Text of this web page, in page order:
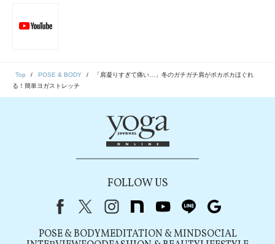
Top POSE & BODY
「肩凝りすぎて痛い…」冬のガチガチ肩がポカポカほぐれ
る！簡単ヨガストレッチ
FOLLOW US
FacebookX（旧Twitter）
instagram
note youtubeline
POSE & BODYMEDITATION & MINDSOCIAL